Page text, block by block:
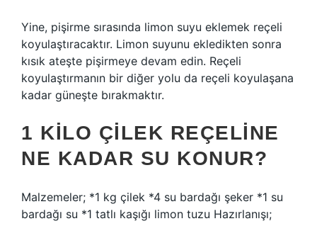
Yine, pişirme sırasında limon suyu eklemek reçeli
koyulaştıracaktır. Limon suyunu ekledikten sonra
kısık ateşte pişirmeye devam edin. Reçeli
koyulaştırmanın bir diğer yolu da reçeli koyulaşana
kadar güneşte bırakmaktır.
1 KILO ÇILEK REÇELINE
NE KADAR SU KONUR?
Malzemeler; *1 kg çilek *4 su bardağı şeker *1 su
bardağı su *1 tatlı kaşığı limon tuzu Hazırlanışı;